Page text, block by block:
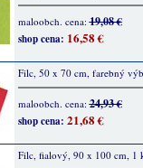
maloobch. cena:19,08 €
shop cena: 16,58 €
Filc, 50 x 70 cm, farebný
maloobch. cena:24,93 €
shop cena: 21,68 €
Filc, fialový, 90 x 100 cm, 1